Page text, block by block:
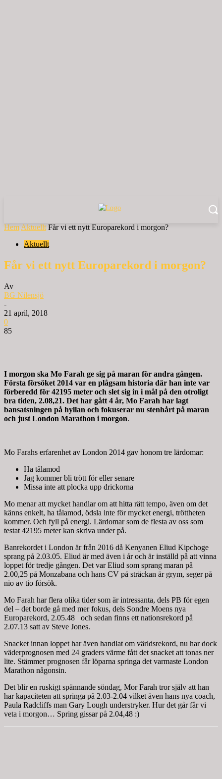
Hem Aktuellt Får vi ett nytt Europarekord i morgon?
Aktuellt
Får vi ett nytt Europarekord i morgon?
Av
BG Nilensjö
-
21 april, 2018
0
85
I morgon ska Mo Farah ge sig på maran för andra gången.
Första försöket 2014 var en plågsam historia där han inte var
förberedd för 42195 meter och slet sig in i mål på den otroligt
bra tiden, 2.08,21. Det har gått 4 år, Mo Farah har lagt
bansatsningen på hyllan och fokuserar nu stenhårt på maran
och just London Marathon i morgon.
Mo Farahs erfarenhet av London 2014 gav honom tre lärdomar:
Ha tålamod
Jag kommer bli trött för eller senare
Missa inte att plocka upp drickorna
Mo menar att mycket handlar om att hitta rätt tempo, även om det
känns enkelt, ha tålamod, ödsla inte för mycket energi, tröttheten
kommer. Och fyll på energi. Lärdomar som de flesta av oss som
testat 42195 meter kan skriva under på.
Banrekordet i London är från 2016 då Kenyanen Eliud Kipchoge
sprang på 2.03.05. Eliud är med även i år och är inställd på att vinna
loppet för tredje gången. Det var Eliud som sprang maran på
2.00,25 på Monzabana och hans CV på sträckan är grym, seger på
nio av tio försök.
Mo Farah har flera olika tider som är intressanta, dels PB för egen
del – det borde gå med mer fokus, dels Sondre Moens nya
Europarekord, 2.05.48 och sedan finns ett nationsrekord på
2.07.13 satt av Steve Jones.
Snacket innan loppet har även handlat om världsrekord, nu har dock
väderprognosen med 24 graders värme fått det snacket att tonas ner
lite. Stämmer prognosen får löparna springa det varmaste London
Marathon någonsin.
Det blir en ruskigt spännande söndag, Mor Farah tror själv att han
har kapaciteten att springa på 2.03-2.04 vilket även hans nya coach,
Paula Radcliffs man Gary Lough understryker. Hur det går får vi
veta i morgon… Spring gissar på 2.04,48 :)